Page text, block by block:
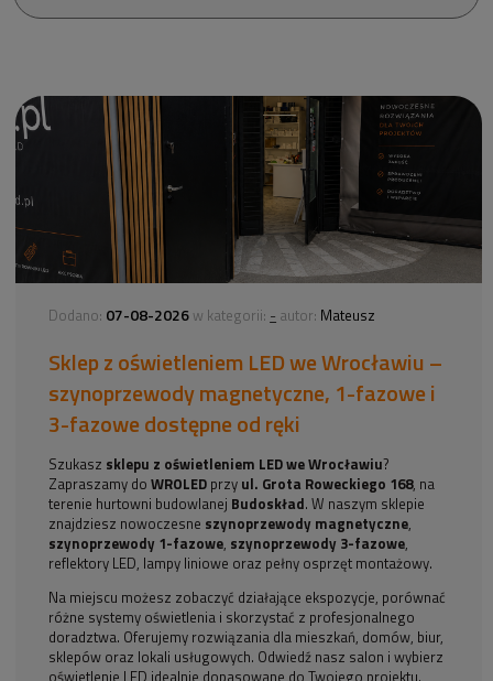
Dodano: 07-08-2026 w kategorii: - autor: Mateusz
Sklep z oświetleniem LED we Wrocławiu –
szynoprzewody magnetyczne, 1-fazowe i
3-fazowe dostępne od ręki
Szukasz sklepu z oświetleniem LED we Wrocławiu?
Zapraszamy doWROLED przy ul. Grota Roweckiego 168, na
terenie hurtowni budowlanej Budoskład. W naszym sklepie
znajdziesz nowoczesne szynoprzewody magnetyczne,
szynoprzewody 1-fazowe, szynoprzewody 3-fazowe,
reflektory LED, lampy liniowe oraz pełny osprzęt montażowy.
Na miejscu możesz zobaczyć działające ekspozycje, porównać
różne systemy oświetlenia i skorzystać z profesjonalnego
doradztwa. Oferujemy rozwiązania dla mieszkań, domów, biur,
sklepów oraz lokali usługowych. Odwiedź nasz salon i wybierz